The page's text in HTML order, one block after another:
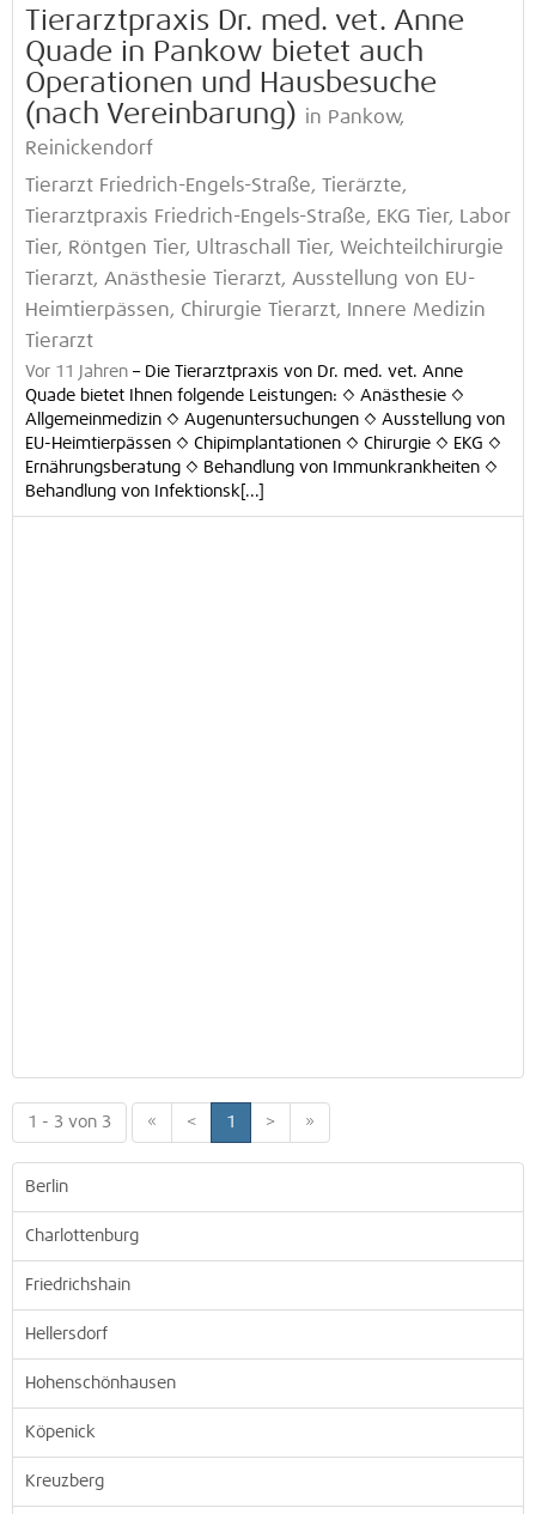
Tierarztpraxis Dr. med. vet. Anne
Quade in Pankow bietet auch
Operationen und Hausbesuche
(nach Vereinbarung) in Pankow,
Reinickendorf
Tierarzt Friedrich-Engels-Straße, Tierärzte,
Tierarztpraxis Friedrich-Engels-Straße, EKG Tier, Labor
Tier, Röntgen Tier, Ultraschall Tier, Weichteilchirurgie
Tierarzt, Anästhesie Tierarzt, Ausstellung von EU-
Heimtierpässen, Chirurgie Tierarzt, Innere Medizin
Tierarzt
Vor 11 Jahren – Die Tierarztpraxis von Dr. med. vet. Anne
Quade bietet Ihnen folgende Leistungen: ◊ Anästhesie ◊
Allgemeinmedizin ◊ Augenuntersuchungen ◊ Ausstellung von
EU-Heimtierpässen ◊ Chipimplantationen ◊ Chirurgie ◊ EKG ◊
Ernährungsberatung ◊ Behandlung von Immunkrankheiten ◊
Behandlung von Infektionsk[...]
1 - 3 von 3 « < 1 > »
Berlin
Charlottenburg
Friedrichshain
Hellersdorf
Hohenschönhausen
Köpenick
Kreuzberg